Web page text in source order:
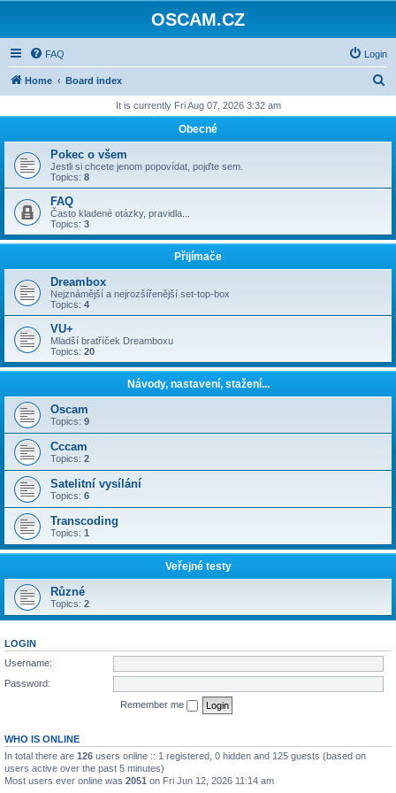
OSCAM.CZ
FAQ Login
Home Board index
r
h
It is currently Fri Aug 07, 2026 3:32 am
Obecné
Pokec o všem
Jestli si chcete jenom popovídat, pojďte sem.
Topics: 8
FAQ
Často kladené otázky, pravidla...
Topics: 3
Přijímače
Dreambox
Nejznámější a nejrozšířenější set-top-box
Topics: 4
VU+
Mladší bratříček Dreamboxu
Topics: 20
Návody, nastavení, stažení...
Oscam
Topics: 9
Cccam
Topics: 2
Satelitní vysílání
Topics: 6
Transcoding
Topics: 1
Veřejné testy
Různé
Topics: 2
LOGIN
Username:
Password:
Remember me
WHO IS ONLINE
In total there are 126 users online :: 1 registered, 0 hidden and 125 guests (based on
users active over the past 5 minutes)
Most users ever online was 2051 on Fri Jun 12, 2026 11:14 am